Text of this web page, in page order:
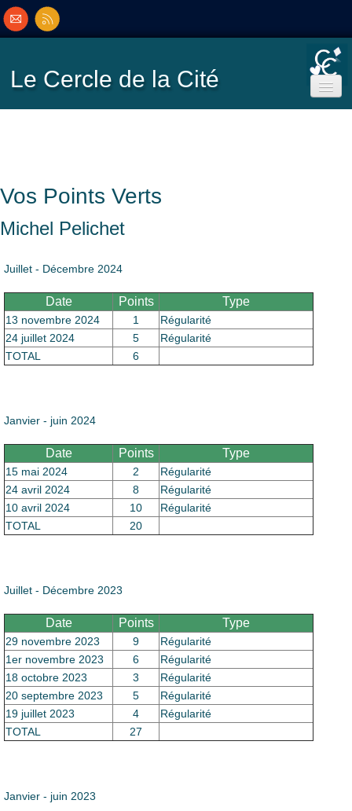
Le Cercle de la Cité
Classement
Le Club
Vos Points Verts
Michel Pelichet
Juillet - Décembre 2024
Date Points Type
13 novembre 2024 1
Régularité
24 juillet 2024
5
Régularité
TOTAL
6
Janvier - juin 2024
Date Points Type
15 mai 2024 2
Régularité
24 avril 2024
8
Régularité
10 avril 2024
10
Régularité
TOTAL
20
Juillet - Décembre 2023
Date Points Type
29 novembre 2023 9
Régularité
1er novembre 2023
6
Régularité
18 octobre 2023
3
Régularité
20 septembre 2023
5
Régularité
19 juillet 2023
4
Régularité
TOTAL
27
Janvier - juin 2023